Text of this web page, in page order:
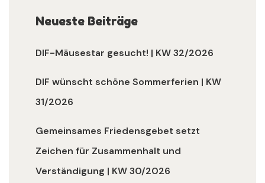
Neueste Beiträge
DIF-Mäusestar gesucht! | KW 32/2026
DIF wünscht schöne Sommerferien | KW
31/2026
Gemeinsames Friedensgebet setzt
Zeichen für Zusammenhalt und
Verständigung | KW 30/2026